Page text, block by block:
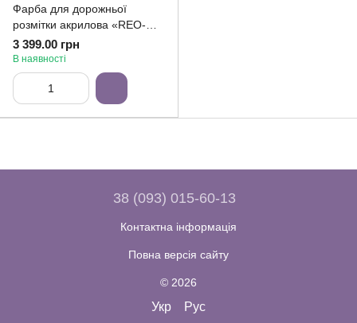
Фарба для дорожньої
розмітки акрилова «REO-
FLEX» 29кг
3 399.00 грн
В наявності
38 (093) 015-60-13
Контактна інформація
Повна версія сайту
© 2026
Укр Рус